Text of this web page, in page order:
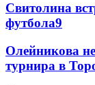
Свитолина
футбола9
Олейникова
турнира в